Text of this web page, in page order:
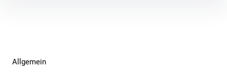
Allgemein